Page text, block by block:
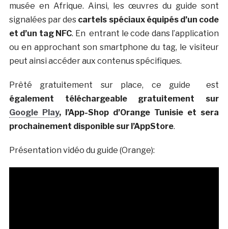
musée en Afrique. Ainsi, les œuvres du guide sont
signalées par des cartels spéciaux équipés d’un code
et d’un tag NFC. En entrant le code dans l’application
ou en approchant son smartphone du tag, le visiteur
peut ainsi accéder aux contenus spécifiques.
Prêté gratuitement sur place, ce guide est
également téléchargeable gratuitement sur
Google Play, l’App-Shop d’Orange Tunisie et sera
prochainement disponible sur l’AppStore.
Présentation vidéo du guide (Orange):